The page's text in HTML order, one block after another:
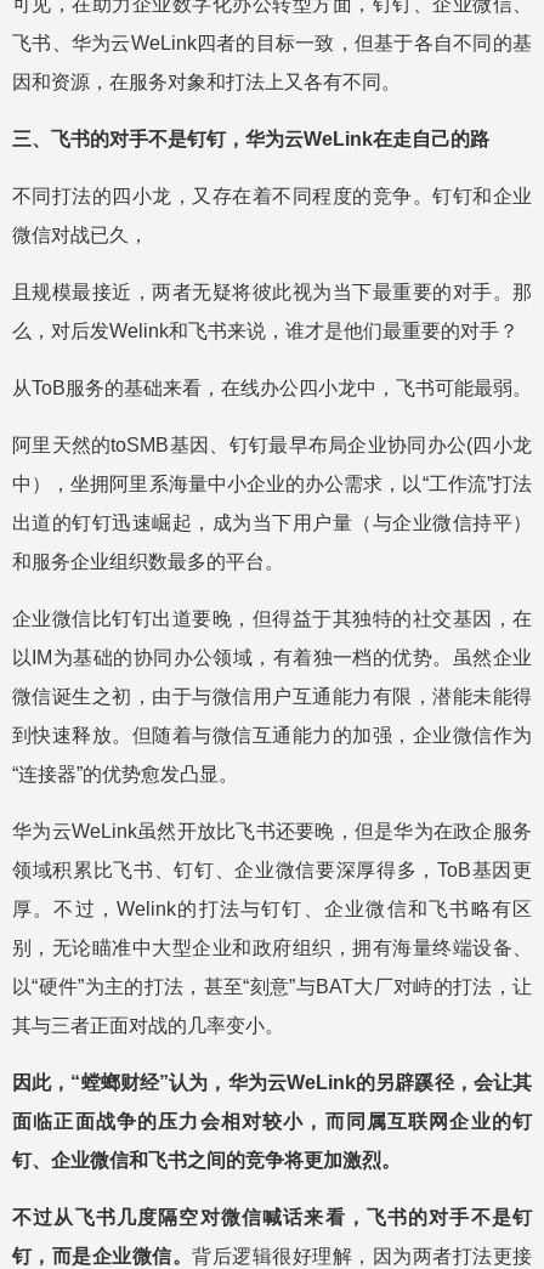
可见，在助力企业数字化办公转型方面，钉钉、企业微信、
飞书、华为云WeLink四者的目标一致，但基于各自不同的基
因和资源，在服务对象和打法上又各有不同。
三、飞书的对手不是钉钉，华为云WeLink在走自己的路
不同打法的四小龙，又存在着不同程度的竞争。钉钉和企业
微信对战已久，
且规模最接近，两者无疑将彼此视为当下最重要的对手。那
么，对后发Welink和飞书来说，谁才是他们最重要的对手？
从ToB服务的基础来看，在线办公四小龙中，飞书可能最弱。
阿里天然的toSMB基因、钉钉最早布局企业协同办公(四小龙
中），坐拥阿里系海量中小企业的办公需求，以“工作流”打法
出道的钉钉迅速崛起，成为当下用户量（与企业微信持平）
和服务企业组织数最多的平台。
企业微信比钉钉出道要晚，但得益于其独特的社交基因，在
以IM为基础的协同办公领域，有着独一档的优势。虽然企业
微信诞生之初，由于与微信用户互通能力有限，潜能未能得
到快速释放。但随着与微信互通能力的加强，企业微信作为
“连接器”的优势愈发凸显。
华为云WeLink虽然开放比飞书还要晚，但是华为在政企服务
领域积累比飞书、钉钉、企业微信要深厚得多，ToB基因更
厚。不过，Welink的打法与钉钉、企业微信和飞书略有区
别，无论瞄准中大型企业和政府组织，拥有海量终端设备、
以“硬件”为主的打法，甚至“刻意”与BAT大厂对峙的打法，让
其与三者正面对战的几率变小。
因此，“螳螂财经”认为，华为云WeLink的另辟蹊径，会让其
面临正面战争的压力会相对较小，而同属互联网企业的钉
钉、企业微信和飞书之间的竞争将更加激烈。
不过从飞书几度隔空对微信喊话来看，飞书的对手不是钉
钉，而是企业微信。背后逻辑很好理解，因为两者打法更接